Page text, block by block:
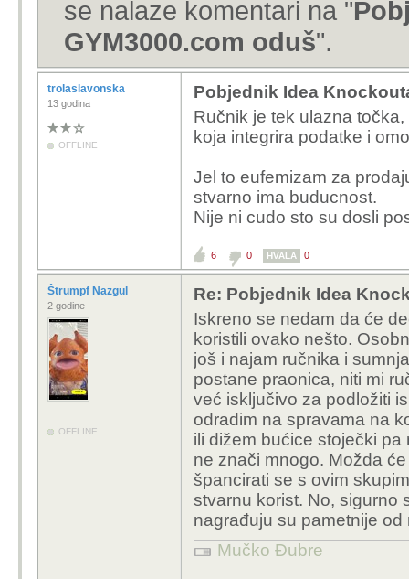
se nalaze komentari na "
GYM3000.com oduš".
trolaslavonska
13 godina
OFFLINE
Pobjednik Idea
Ručnik je tek ulazna
koja integrira podatke i
Jel to eufemizam za
stvarno ima buducnost.
Nije ni cudo sto su dosli
6 0 HVALA 0
Štrumpf Nazgul
2 godine
OFFLINE
Re: Pobjednik Idea
Iskreno se nedam da će
koristili ovako nešto.
još i najam ručnika i
postane praonica, niti mi
već isključivo za podložiti
odradim na spravama na
ili dižem bućice stoječki
ne znači mnogo. Možda
špancirati se s ovim
stvarnu korist. No, sigurno
nagrađuju su pametnije
Mučko Đubre